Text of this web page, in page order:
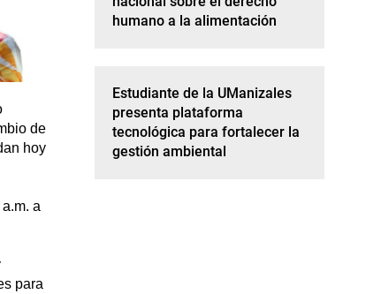
de
hoy
a
para
humano a la alimentación
Estudiante de la UManizales
presenta plataforma
tecnológica para fortalecer la
gestión ambiental